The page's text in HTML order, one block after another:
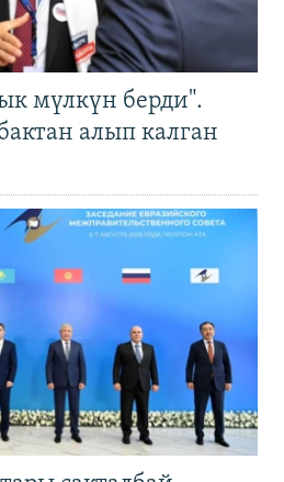
мүлкүн берди".
алып калган